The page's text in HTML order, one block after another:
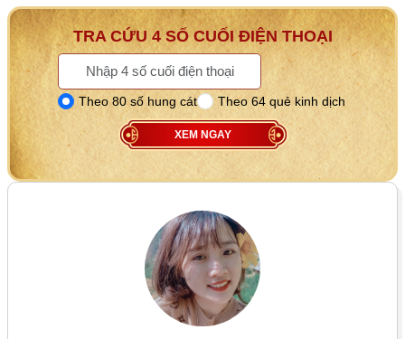
TRA CỨU 4 SỐ CUỐI ĐIỆN THOẠI
Theo 80 số hung cát Theo 64 quẻ kinh dịch
XEM NGAY